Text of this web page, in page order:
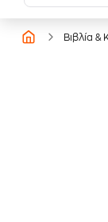
Βιβλία &